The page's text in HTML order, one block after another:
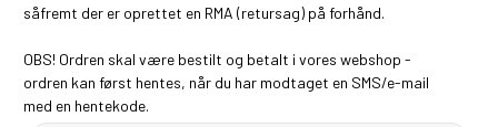
såfremt der er oprettet en RMA (retursag) på forhånd.
OBS! Ordren skal være bestilt og betalt i vores webshop -
ordren kan først hentes, når du har modtaget en SMS/e-mail
med en hentekode.